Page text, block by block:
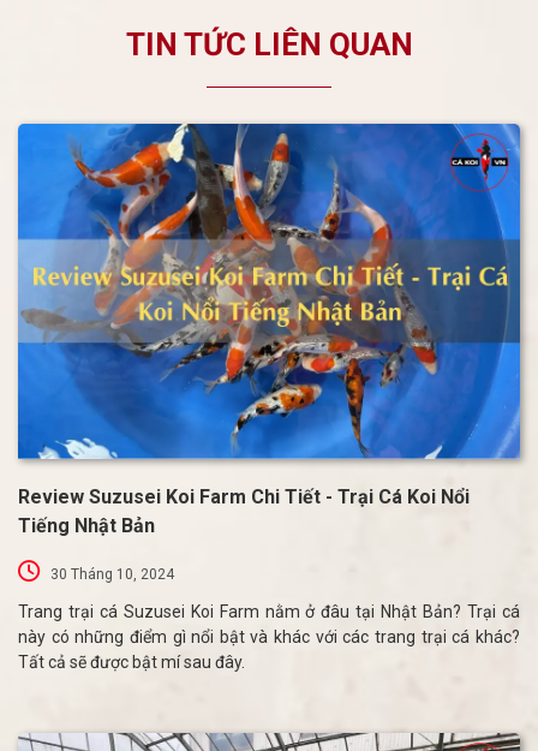
TIN TỨC LIÊN QUAN
Review Suzusei Koi Farm Chi Tiết - Trại Cá Koi Nổi
Tiếng Nhật Bản
30 Tháng 10, 2024
Trang trại cá Suzusei Koi Farm nằm ở đâu tại Nhật Bản? Trại cá
này có những điểm gì nổi bật và khác với các trang trại cá khác?
Tất cả sẽ được bật mí sau đây.